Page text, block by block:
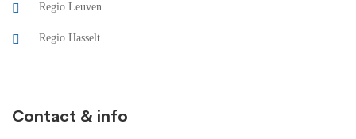
Regio Leuven
Regio Hasselt
Contact & info